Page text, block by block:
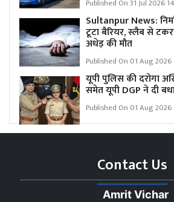
Published On 31 Jul 2026
Sultanpur News:
टूटा बैरियर, स्लैब से
अधेड़ की मौत
Published On 01 Aug 2026
यूपी पुलिस की दरोगा
समेत यूपी DGP ने दी
Published On 01 Aug
Contact Us
Amrit Vichar